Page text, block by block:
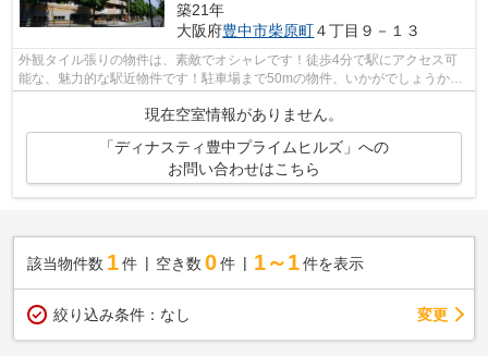
築21年
大阪府豊中市柴原町４丁目９－１３
外観タイル張りの物件は、素敵でオシャレです！徒歩4分で駅にアクセス可
能な、魅力的な駅近物件です！駐車場まで50mの物件、いかがでしょうか！
現在空室情報がありません。
「ディナスティ豊中プライムヒルズ」への
お問い合わせはこちら
該当物件数 1件 空き数 0 件 1～1 件を表示
絞り込み条件： なし 変更